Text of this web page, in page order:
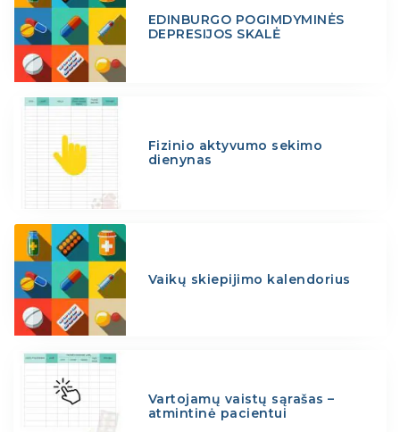
EDINBURGO POGIMDYMINĖS
DEPRESIJOS SKALĖ
Fizinio aktyvumo sekimo
dienynas
Vaikų skiepijimo kalendorius
Vartojamų vaistų sąrašas –
atmintinė pacientui